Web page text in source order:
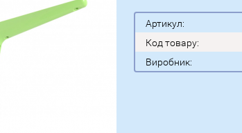
Артикул:
Код товару:
Виробник: